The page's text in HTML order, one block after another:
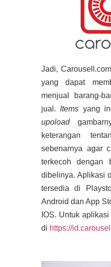
Jadi,
yang dapat
menjual barang-
jual. Items yang
upoload
keterangan
sebenarnya agar
terkecoh dengan
dibelinya. Aplikasi
tersedia di
Android dan App
IOS. Untuk
di https://